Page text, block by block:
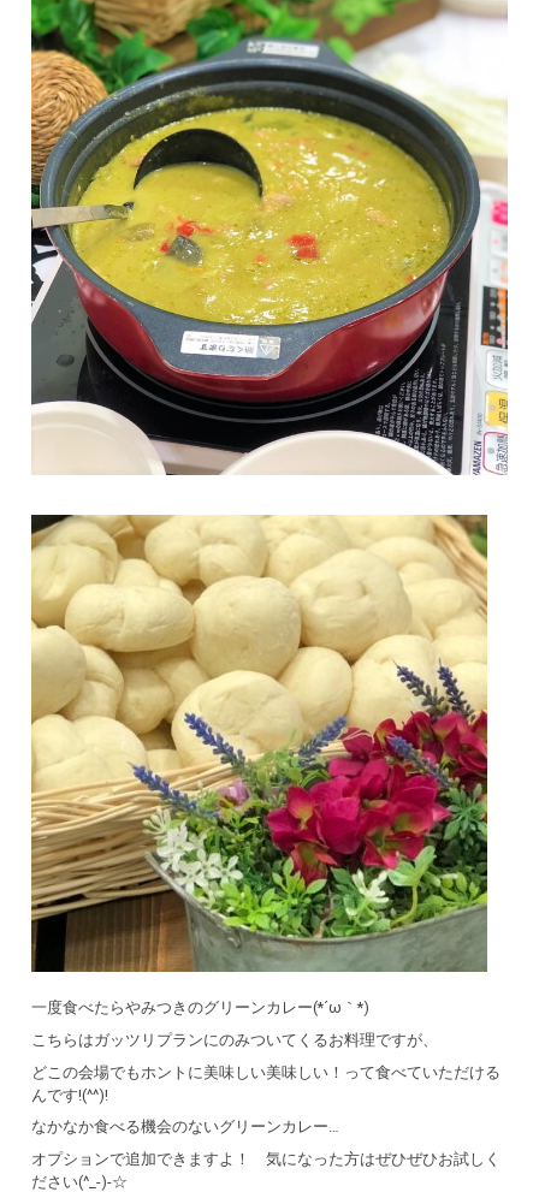
一度食べたらやみつきのグリーンカレー(*´ω｀*)
こちらはガッツリプランにのみついてくるお料理ですが、
どこの会場でもホントに美味しい美味しい！って食べていただける
んです!(^^)!
なかなか食べる機会のないグリーンカレー…
オプションで追加できますよ！ 気になった方はぜひぜひお試しく
ださい(^_-)-☆